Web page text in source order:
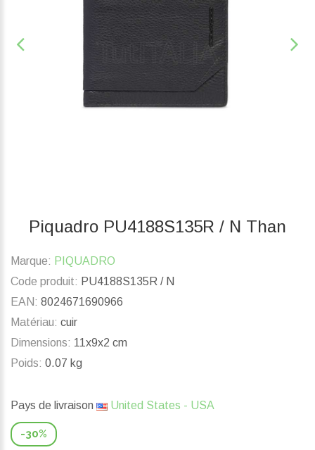
Piquadro PU4188S135R / N Than
Marque: PIQUADRO
Code produit: PU4188S135R / N
EAN: 8024671690966
Matériau: cuir
Dimensions: 11x9x2 cm
Poids: 0.07 kg
Pays de livraison United States - USA
-30%